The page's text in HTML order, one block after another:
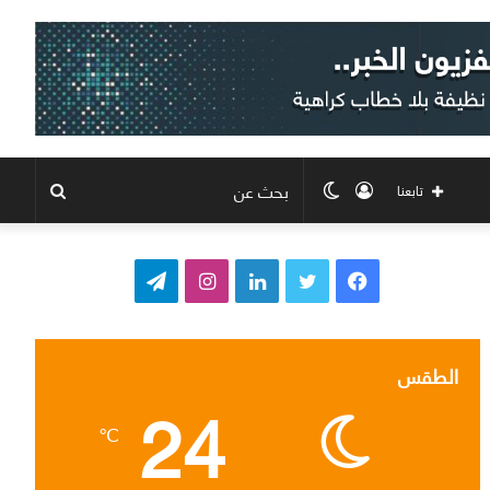
الوضع
المظلم
تسجيل
الدخول
تابعنا
ف
ب
و
ق
ت
ر
الطقس 24
℃